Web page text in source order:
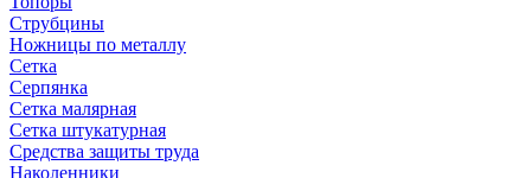
Струбцины
Ножницы по металлу
Сетка
Серпянка
Сетка малярная
Сетка штукатурная
Средства защиты труда
Наколенники